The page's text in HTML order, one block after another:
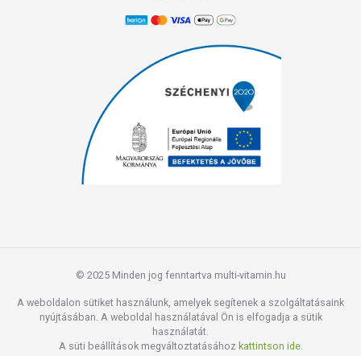
© 2025 Minden jog fenntartva multi-vitamin.hu
A weboldalon sütiket használunk, amelyek segítenek a szolgáltatásaink
nyújtásában. A weboldal használatával Ön is elfogadja a sütik
használatát.
A süti beállítások megváltoztatásához kattintson ide.